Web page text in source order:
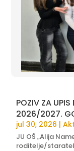
POZIV ZA UPIS
2026/2027.
jul 30, 2026 |
JU OŠ „Alija
roditelje/